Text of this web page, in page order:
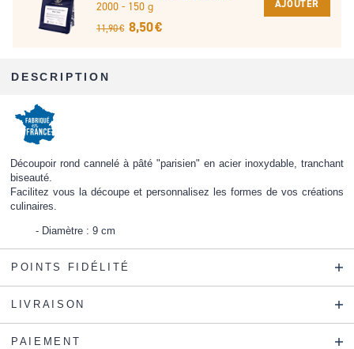
2000 - 150 g
11,90 € 8,50 €
AJOUTER
DESCRIPTION
Découpoir rond cannelé à pâté "parisien" en acier inoxydable, tranchant
biseauté.
Facilitez vous la découpe et personnalisez les formes de vos créations
culinaires.
Diamètre : 9 cm
POINTS FIDÉLITÉ
LIVRAISON
PAIEMENT